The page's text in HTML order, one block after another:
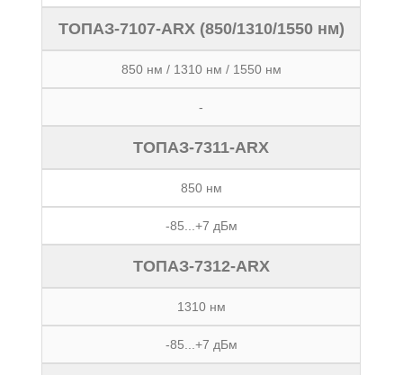
ТОПАЗ-7107-ARX (850/1310/1550 нм)
850 нм / 1310 нм / 1550 нм
-
ТОПАЗ-7311-ARX
850 нм
-85...+7 дБм
ТОПАЗ-7312-ARX
1310 нм
-85...+7 дБм